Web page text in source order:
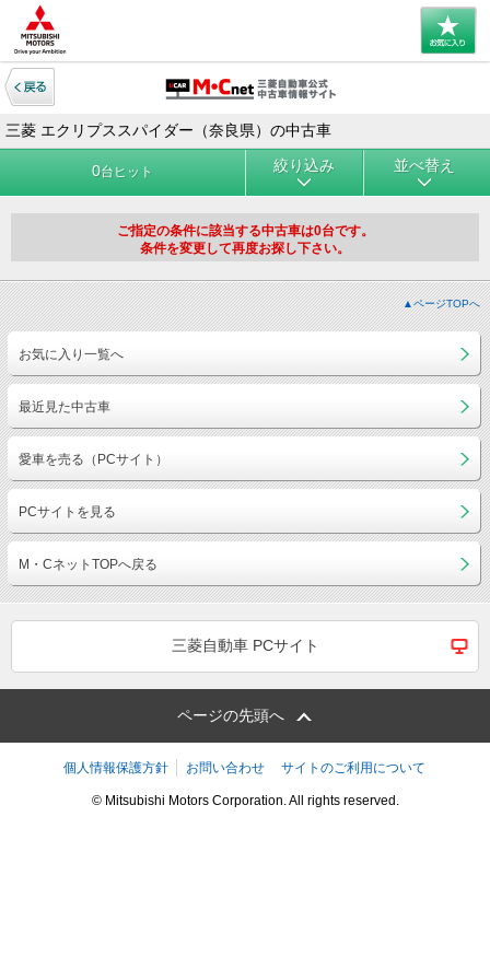
三菱 エクリプススパイダー（奈良県）の中古車
0台ヒット 絞り込み 並べ替え
ご指定の条件に該当する中古車は0台です。
条件を変更して再度お探し下さい。
▲ページTOPへ
お気に入り一覧へ
最近見た中古車
愛車を売る（PCサイト）
PCサイトを見る
M・CネットTOPへ戻る
三菱自動車 PCサイト
ページの先頭へ
個人情報保護方針 お問い合わせ サイトのご利用について
© Mitsubishi Motors Corporation. All rights reserved.